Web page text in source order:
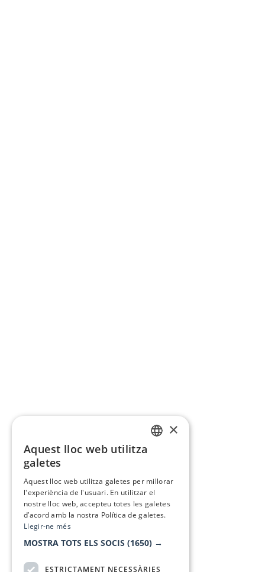
×
Aquest lloc web utilitza
galetes
Aquest lloc web utilitza galetes per millorar
l'experiència de l'usuari. En utilitzar el
nostre lloc web, accepteu totes les galetes
d’acord amb la nostra Política de galetes.
Llegir-ne més
MOSTRA TOTS ELS SOCIS (1650) →
ESTRICTAMENT NECESSÀRIES